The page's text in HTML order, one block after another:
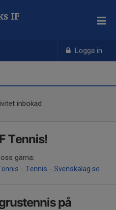
Logga in
IF
inbokad
Tennis!
gärna:
- Tennis - Svenskalag.se
på